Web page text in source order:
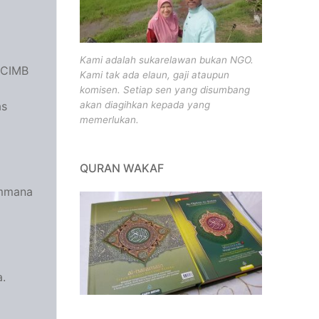
Kami adalah sukarelawan bukan NGO.
Kami tak ada elaun, gaji ataupun
komisen. Setiap sen yang disumbang
akan diagihkan kepada yang
memerlukan.
QURAN WAKAF